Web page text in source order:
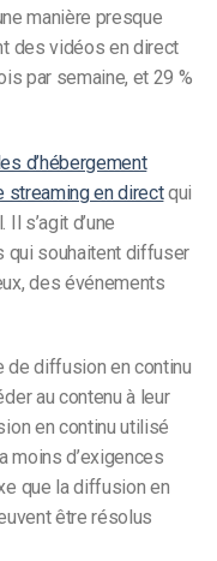
manière presque
des vidéos en direct
par semaine, et 29 %
d’hébergement
streaming en directqui
s’agit d’une
qui souhaitent diffuser
des événements
de diffusion en continu
au contenu à leur
en continu utilisé
moins d’exigences
que la diffusion en
être résolus